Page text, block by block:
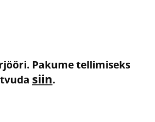
Pakume tellimiseks
siin.